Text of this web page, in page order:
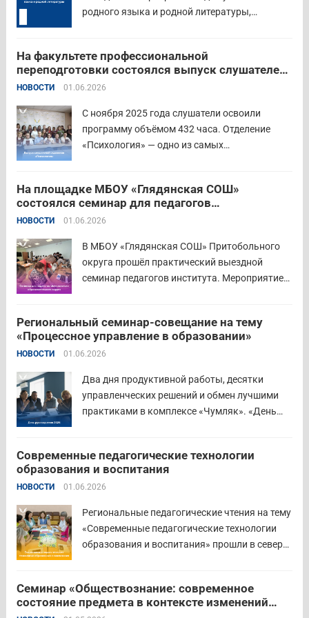
родного языка и родной литературы,
инновационными подходами в преподавании
родного языка и родной литературы. Цели
конкурса: — выявление и распространение
передового педагогического...
На факультете профессиональной
переподготовки состоялся выпуск слушателей
отделения «Психология»
НОВОСТИ 01.06.2026
С ноября 2025 года слушатели освоили
программу объёмом 432 часа. Отделение
«Психология» — одно из самых
квалифицированных педагогов-психологов в
общеобразовательных организациях. Все
выпускники успешно прошли итоговую
аттестацию в форме экзамена и получили
Читать дальше
На площадке МБОУ «Глядянская СОШ»
состоялся семинар для педагогов
Центрального образовательного округа
НОВОСТИ 01.06.2026
В МБОУ «Глядянская СОШ» Притобольного
округа прошёл практический выездной
семинар педагогов института. Мероприятие
Открывая встречу, заместитель
руководителя Управления образования
Притобольного муниципального округа
Наталья Сергеевна Иванова подчеркнула
важность очных практических встреч для...
Региональный семинар-совещание на тему
«Процессное управление в образовании»
НОВОСТИ 01.06.2026
Два дня продуктивной работы, десятки
управленческих решений и обмен лучшими
практиками в комплексе «Чумляк». «День
управления образованием для обсуждения
ключевых задач и развития системы
образования региона. Заместитель
Современные педагогические технологии
образования и воспитания
НОВОСТИ 01.06.2026
Региональные педагогические чтения на тему
«Современные педагогические технологии
образования и воспитания» прошли в северо-
Основная цель Педагогических чтений —
освещение тенденций учебно-
Семинар «Обществознание: современное
состояние предмета в контексте изменений